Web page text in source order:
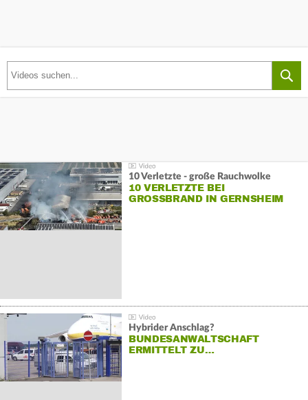
10 Verletzte - große Rauchwolke
10 VERLETZTE BEI
GROSSBRAND IN GERNSHEIM
Hybrider Anschlag?
BUNDESANWALTSCHAFT
ERMITTELT ZU…